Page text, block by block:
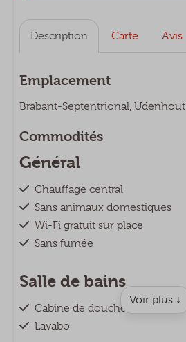
Description Carte Avis
Emplacement
Brabant-Septentrional, Udenhout
Commodités
Général
Chauffage central
Sans animaux domestiques
Wi-Fi gratuit sur place
Sans fumée
Salle de bains
Cabine de douche
Lavabo
Voir plus ↓